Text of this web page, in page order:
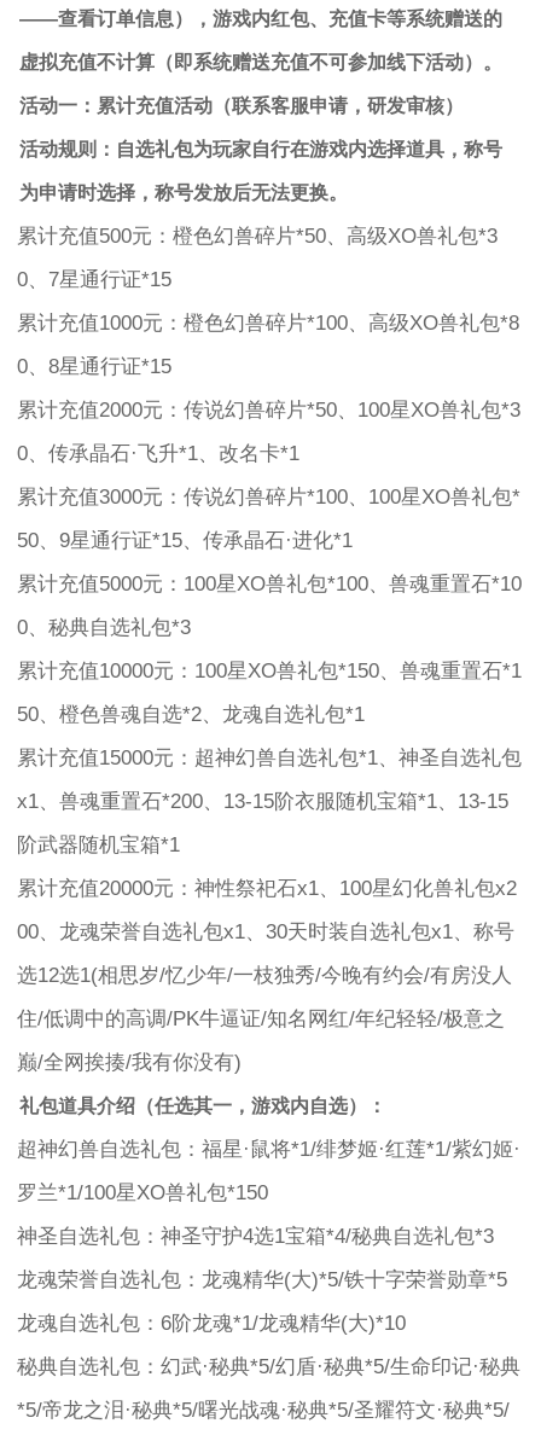
——查看订单信息），游戏内红包、充值卡等系统赠送的
虚拟充值不计算（即系统赠送充值不可参加线下活动）。
活动一：累计充值活动（联系客服申请，研发审核）
活动规则：自选礼包为玩家自行在游戏内选择道具，称号
为申请时选择，称号发放后无法更换。
累计充值500元：橙色幻兽碎片*50、高级XO兽礼包*3
0、7星通行证*15
累计充值1000元：橙色幻兽碎片*100、高级XO兽礼包*8
0、8星通行证*15
累计充值2000元：传说幻兽碎片*50、100星XO兽礼包*3
0、传承晶石·飞升*1、改名卡*1
累计充值3000元：传说幻兽碎片*100、100星XO兽礼包*
50、9星通行证*15、传承晶石·进化*1
累计充值5000元：100星XO兽礼包*100、兽魂重置石*10
0、秘典自选礼包*3
累计充值10000元：100星XO兽礼包*150、兽魂重置石*1
50、橙色兽魂自选*2、龙魂自选礼包*1
累计充值15000元：超神幻兽自选礼包*1、神圣自选礼包
x1、兽魂重置石*200、13-15阶衣服随机宝箱*1、13-15
阶武器随机宝箱*1
累计充值20000元：神性祭祀石x1、100星幻化兽礼包x2
00、龙魂荣誉自选礼包x1、30天时装自选礼包x1、称号
选12选1(相思岁/忆少年/一枝独秀/今晚有约会/有房没人
住/低调中的高调/PK牛逼证/知名网红/年纪轻轻/极意之
巅/全网挨揍/我有你没有)
礼包道具介绍（任选其一，游戏内自选）：
超神幻兽自选礼包：福星·鼠将*1/绯梦姬·红莲*1/紫幻姬·
罗兰*1/100星XO兽礼包*150
神圣自选礼包：神圣守护4选1宝箱*4/秘典自选礼包*3
龙魂荣誉自选礼包：龙魂精华(大)*5/铁十字荣誉勋章*5
龙魂自选礼包：6阶龙魂*1/龙魂精华(大)*10
秘典自选礼包：幻武·秘典*5/幻盾·秘典*5/生命印记·秘典
*5/帝龙之泪·秘典*5/曙光战魂·秘典*5/圣耀符文·秘典*5/